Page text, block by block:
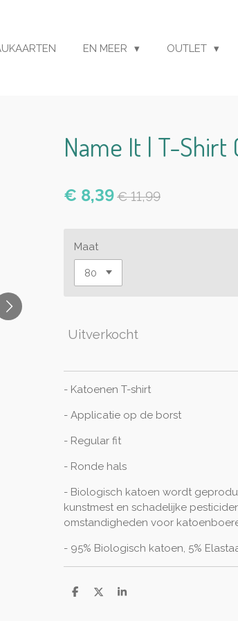
EN MEER OUTLET
Name It | T-Shirt
€ 8,39€ 11,99
Maat
Uitverkocht
- Katoenen T-shirt
- Applicatie op de borst
- Regular fit
- Ronde hals
- Biologisch katoen wordt
kunstmest en schadelijke
omstandigheden voor
- 95% Biologisch katoen, 5%
D
D
S